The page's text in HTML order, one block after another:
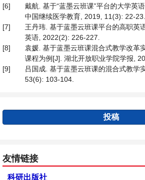
[6]
戴航. 基于“蓝墨云班课”平台的大学英
中国继续医学教育, 2019, 11(3): 22-23.
[7]
王丹玮. 基于蓝墨云班课平台的高职英
英语, 2022(2): 226-227.
[8]
袁媛. 基于蓝墨云班课混合式教学改
课程为例[J]. 湖北开放职业学院学报,
[9]
吕国成. 基于蓝墨云班课的混合式教学
53(6): 103-104.
投稿
友情链接
科研出版社